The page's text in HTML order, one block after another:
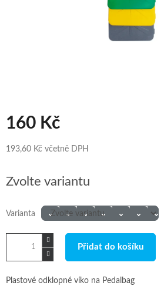
160 Kč
193,60 Kč včetně DPH
cena:
Zvolte variantu
Varianta
Přidat do košíku
Plastové odklopné víko na Pedalbag